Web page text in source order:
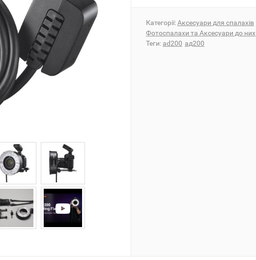
Категорії:Аксесуари для спалахів
Фотоспалахи та Аксесуари до них
Теги: ad200 ад200